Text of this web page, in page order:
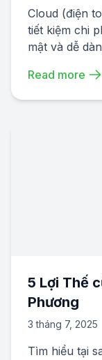
Cloud (điện
tiết kiệm chi
mật và dễ
thiếu cho
Read more
5 Lợi Thế
Phương
3 tháng 7, 2025
Tìm hiểu tại